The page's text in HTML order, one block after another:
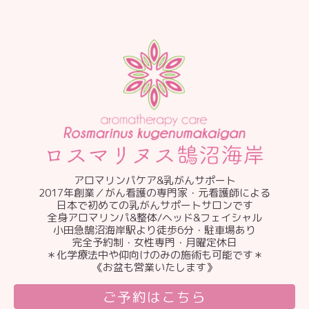
アロマリンパケア&乳がんサポート
2017年創業／がん看護の専門家・元看護師による
日本で初めての乳がんサポートサロンです
全身アロマリンパ&整体/ヘッド&フェイシャル
小田急鵠沼海岸駅より徒歩6分・駐車場あり
完全予約制・女性専門・月曜定休日
＊化学療法中や仰向けのみの施術も可能です＊
《お盆も営業いたします》
ご予約はこちら